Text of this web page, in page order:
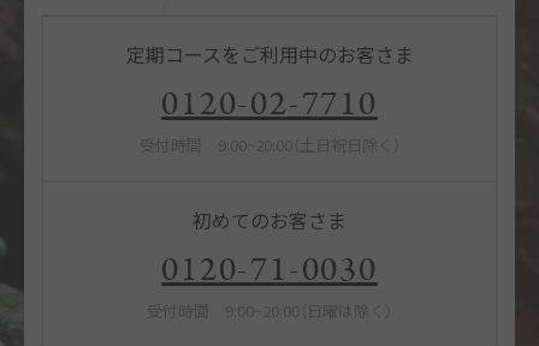
定期コースをご利用中のお客さま
0120-02-7710
受付時間 9:00~20:00（土日祝日除く）
初めてのお客さま
0120-71-0030
受付時間 9:00~20:00（日曜は除く）